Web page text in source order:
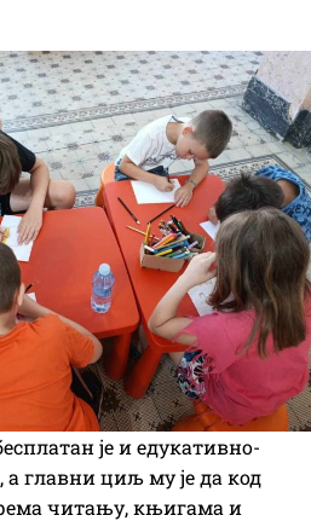
је и едукативно-
а главни циљ му је да код
читању, књигама и